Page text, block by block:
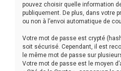
pouvez choisir quelle information
publiquement. De plus, dans votre
ou non à l’envoi automatique de
Votre mot de passe est crypté
soit sécurisé. Cependant, il est
le même mot de passe sur
Votre mot de passe est le moyen